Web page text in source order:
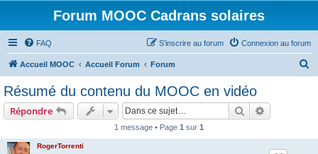
Forum MOOC Cadrans solaires
FAQ Connexion au forum
S’inscrire au forum
Accueil MOOC Accueil Forum Forum
Résumé du contenu du MOOC en vidéo
Répondre Rechercher
1 message • Page 1 sur 1
RogerTorrenti